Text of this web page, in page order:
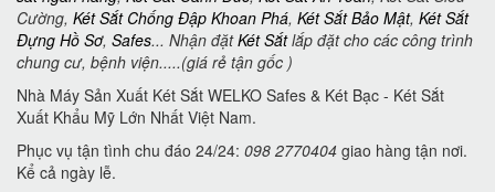
Cường, Két Sắt Chống Đập Khoan Phá, Két Sắt Bảo Mật, Két Sắt
Đựng Hồ Sơ, Safes... Nhận đặtKét Sắtlắp đặt cho các công trình
chung cư, bệnh viện.....(giá rẻ tận gốc )
Nhà Máy Sản Xuất Két Sắt WELKO Safes & Két Bạc - Két Sắt
Xuất Khẩu Mỹ Lớn Nhất Việt Nam.
Phục vụ tận tình chu đáo 24/24: 098 2770404 giao hàng tận nơi.
Kể cả ngày lễ.